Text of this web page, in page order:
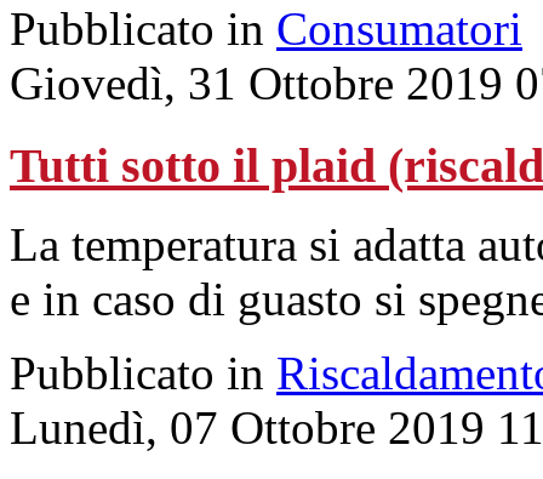
Pubblicato in Consumatori
Giovedì, 31 Ottobre 2019
Tutti sotto il plaid
La temperatura si adatta
e in caso di guasto si
Pubblicato in
Lunedì, 07 Ottobre 2019